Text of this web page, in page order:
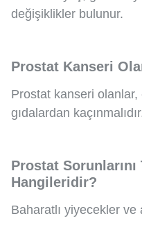
değişiklikler bulunur.
Prostat Kanseri
Prostat kanseri
gıdalardan
Prostat
Hangileridir?
Baharatlı yiyecekler ve